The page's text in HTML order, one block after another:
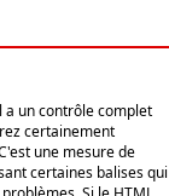
a un contrôle complet
certainement
une mesure de
certaines balises qui